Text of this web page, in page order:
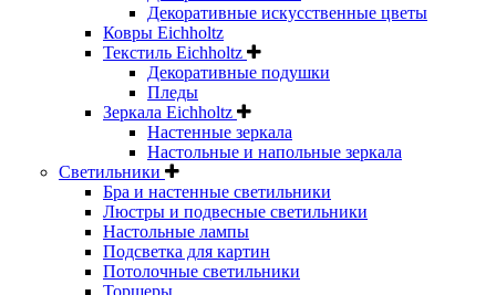
Декоративные искусственные цветы
Ковры Eichholtz
Текстиль Eichholtz
Декоративные подушки
Пледы
Зеркала Eichholtz
Настенные зеркала
Настольные и напольные зеркала
Светильники
Бра и настенные светильники
Люстры и подвесные светильники
Настольные лампы
Подсветка для картин
Потолочные светильники
Торшеры